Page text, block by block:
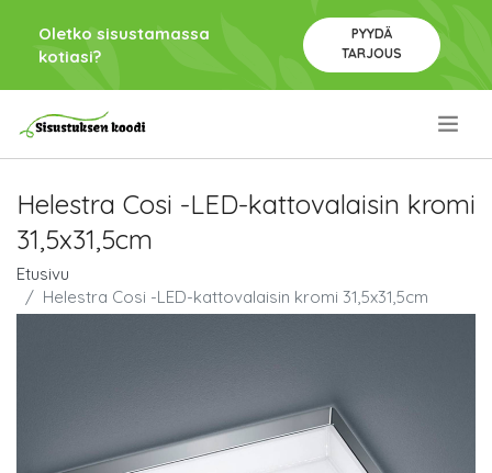
Oletko sisustamassa
kotiasi?
PYYDÄ
TARJOUS
Helestra Cosi -LED-kattovalaisin kromi
31,5x31,5cm
Etusivu
Helestra Cosi -LED-kattovalaisin kromi 31,5x31,5cm